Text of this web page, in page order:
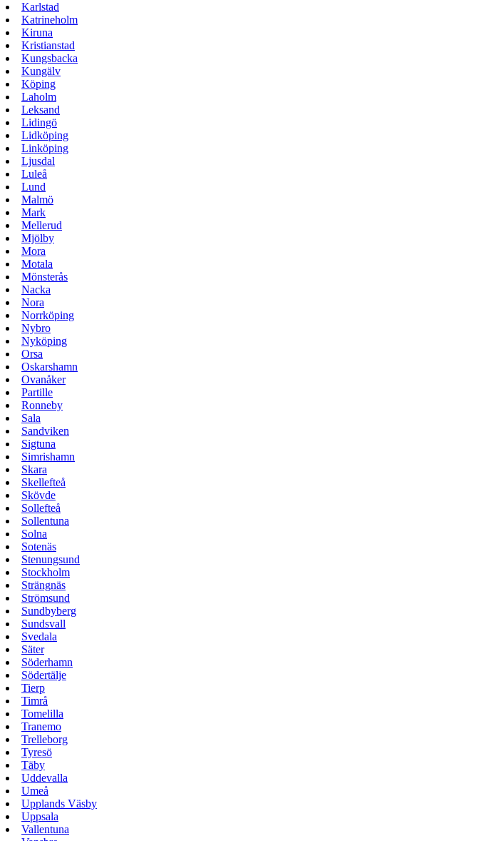
Karlstad
Katrineholm
Kiruna
Kristianstad
Kungsbacka
Kungälv
Köping
Laholm
Leksand
Lidingö
Lidköping
Linköping
Ljusdal
Luleå
Lund
Malmö
Mark
Mellerud
Mjölby
Mora
Motala
Mönsterås
Nacka
Nora
Norrköping
Nybro
Nyköping
Orsa
Oskarshamn
Ovanåker
Partille
Ronneby
Sala
Sandviken
Sigtuna
Simrishamn
Skara
Skellefteå
Skövde
Sollefteå
Sollentuna
Solna
Sotenäs
Stenungsund
Stockholm
Strängnäs
Strömsund
Sundbyberg
Sundsvall
Svedala
Säter
Söderhamn
Södertälje
Tierp
Timrå
Tomelilla
Tranemo
Trelleborg
Tyresö
Täby
Uddevalla
Umeå
Upplands Väsby
Uppsala
Vallentuna